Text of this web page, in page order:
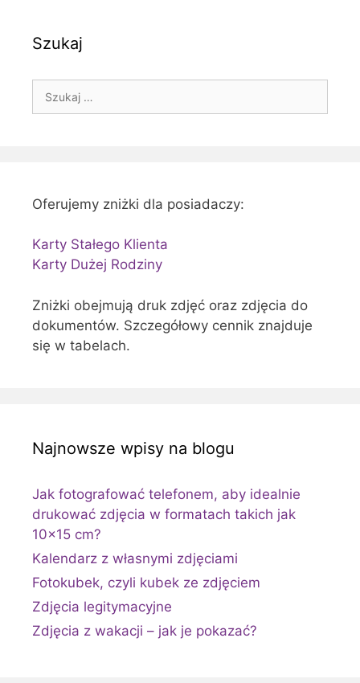
Szukaj
Oferujemy zniżki dla posiadaczy:
Karty Stałego Klienta
Karty Dużej Rodziny
Zniżki obejmują druk zdjęć oraz zdjęcia do
dokumentów. Szczegółowy cennik znajduje
się w tabelach.
Najnowsze wpisy na blogu
Jak fotografować telefonem, aby idealnie
drukować zdjęcia w formatach takich jak
10×15 cm?
Kalendarz z własnymi zdjęciami
Fotokubek, czyli kubek ze zdjęciem
Zdjęcia legitymacyjne
Zdjęcia z wakacji – jak je pokazać?